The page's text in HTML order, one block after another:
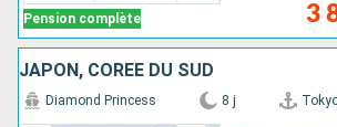
Pension complète 3
JAPON, CORÉE DU SUD
Diamond Princess 8 j